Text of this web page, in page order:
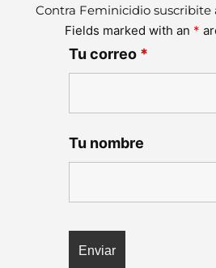
Contra Feminicidio suscribite
Fields marked with an *
Tu correo *
Tu nombre